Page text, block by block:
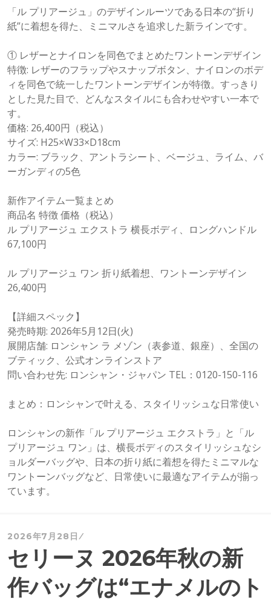
「ル プリアージュ」のデザインルーツである日本の“折り
紙”に着想を得た、ミニマルさを追求した新ラインです。
① レザーとナイロンを同色でまとめたワントーンデザイン
特徴: レザーのフラップやスナップボタン、ナイロンのボデ
ィを同色で統一したワントーンデザインが特徴。すっきり
とした見た目で、どんなスタイルにも合わせやすい一本で
す。
価格: 26,400円（税込）
サイズ: H25×W33×D18cm
カラー: ブラック、アントラシート、ベージュ、ライム、バ
ーガンディの5色
新作アイテム一覧まとめ
商品名 特徴 価格（税込）
ル プリアージュ エクストラ 横長ボディ、ロングハンドル
67,100円
ル プリアージュ ワン 折り紙着想、ワントーンデザイン
26,400円
【詳細スペック】
発売時期: 2026年5月12日(火)
展開店舗: ロンシャン ラ メゾン（表参道、銀座）、全国の
ブティック、公式オンラインストア
問い合わせ先: ロンシャン・ジャパン TEL：0120-150-116
まとめ：ロンシャンで叶える、スタイリッシュな日常使い
ロンシャンの新作「ル プリアージュ エクストラ」と「ル
プリアージュ ワン」は、横長ボディのスタイリッシュなシ
ョルダーバッグや、日本の折り紙に着想を得たミニマルな
ワントーンバッグなど、日常使いに最適なアイテムが揃っ
ています。
2026年7月28日
セリーヌ 2026年秋の新
作バッグは“エナメルのト